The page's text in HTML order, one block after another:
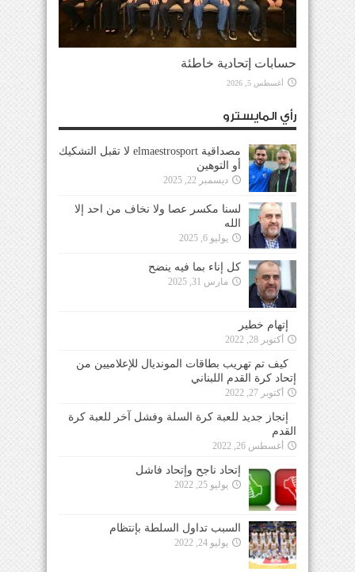
حسابات إتحادية خاطئة
أغسطس 5, 2026
رأي المايسترو
مصداقية elmaestrosport لا تقبل التشكيك
أو التوهين
ديسمبر 22, 2025
لسنا مكسر عصا ولا نخاف من احد إلا
الله
يوليو 6, 2025
كل إناء بما فيه ينضح
مارس 31, 2025
إتهام خطير
أكتوبر 28, 2022
كيف تم تهريب بطاقات المونديال للإعلاميين من
إتحاد كرة القدم اللبناني
أكتوبر 27, 2022
إنجاز جديد للعبة كرة السلة وفشل آخر للعبة كرة
القدم
أغسطس 26, 2022
إتحاد ناجح وإتحاد فاشل
يوليو 25, 2022
السبب تداول السلطة بإنتظام
يوليو 24, 2022